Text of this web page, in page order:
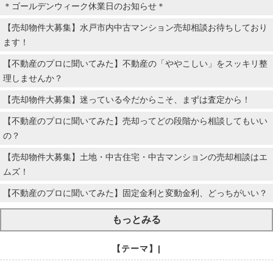
＊ゴールデンウィーク休業日のお知らせ＊
【売却物件大募集】水戸市内中古マンション売却相談お待ちしており
ます！
【不動産のプロに聞いてみた】不動産の「ややこしい」をスッキリ整
理しませんか？
【売却物件大募集】迷っている今だからこそ、まずは査定から！
【不動産のプロに聞いてみた】売却ってどの段階から相談してもいい
の？
【売却物件大募集】土地・中古住宅・中古マンションの売却相談はエ
ムズ！
【不動産のプロに聞いてみた】固定金利と変動金利、どっちがいい？
もっとみる
【テーマ】|